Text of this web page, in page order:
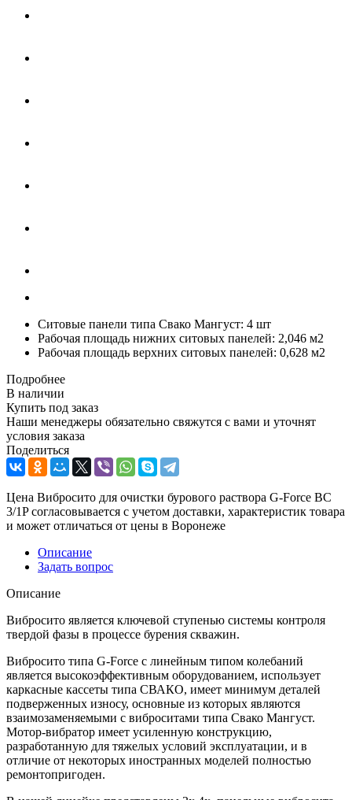
Ситовые панели типа Свако Мангуст: 4 шт
Рабочая площадь нижних ситовых панелей: 2,046 м2
Рабочая площадь верхних ситовых панелей: 0,628 м2
Подробнее
В наличии
Купить под заказ
Наши менеджеры обязательно свяжутся с вами и уточнят
условия заказа
Поделиться
Цена Вибросито для очистки бурового раствора G-Force ВС
3/1P согласовывается с учетом доставки, характеристик товара
и может отличаться от цены в Воронеже
Описание
Задать вопрос
Описание
Вибросито является ключевой ступенью системы контроля
твердой фазы в процессе бурения скважин.
Вибросито типа G-Force с линейным типом колебаний
является высокоэффективным оборудованием, использует
каркасные кассеты типа СВАКО, имеет минимум деталей
подверженных износу, основные из которых являются
взаимозаменяемыми с виброситами типа Свако Мангуст.
Мотор-вибратор имеет усиленную конструкцию,
разработанную для тяжелых условий эксплуатации, и в
отличие от некоторых иностранных моделей полностью
ремонтопригоден.